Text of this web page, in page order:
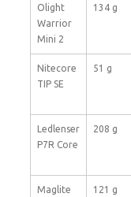
Olight
Warrior
Mini 2
134 g
Nitecore
TIP SE
51 g
Ledlenser
P7R Core
208 g
Maglite
121 g